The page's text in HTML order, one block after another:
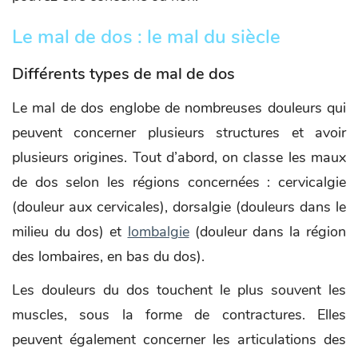
Le mal de dos : le mal du siècle
Différents types de mal de dos
Le mal de dos englobe de nombreuses douleurs qui
peuvent concerner plusieurs structures et avoir
plusieurs origines. Tout d’abord, on classe les maux
de dos selon les régions concernées : cervicalgie
(douleur aux cervicales), dorsalgie (douleurs dans le
milieu du dos) et lombalgie(douleur dans la région
des lombaires, en bas du dos).
Les douleurs du dos touchent le plus souvent les
muscles, sous la forme de contractures. Elles
peuvent également concerner les articulations des